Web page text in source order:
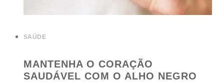
SAÚDE
MANTENHA O CORAÇÃO
SAUDÁVEL COM O ALHO NEGRO